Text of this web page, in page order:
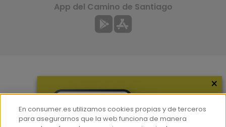
Hemeroteca
App del Camino de Santiago
×
En consumer.es utilizamos cookies propias y de terceros
para asegurarnos que la web funciona de manera